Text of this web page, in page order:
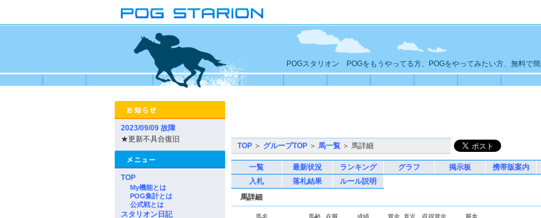
POGスタリオン POGをもうやってる方、POGをやってみたい方、無料で
2023/09/09 故障
★更新不具合復旧
TOP
My機能とは
POG集計とは
公式戦とは
スタリオン日記
TOP ＞ グループTOP ＞ 馬一覧 ＞ 馬詳細
一覧 最新状況 ランキング グラフ 掲示板 携帯版案内
入札
落札結果
ルール説明
馬詳細
馬名 馬齢 在厩 成績 賞金 直近 収得賞金 厩舎